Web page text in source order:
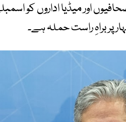
اور میڈیا اداروں کو
پر براہِ راست حملہ ہے۔